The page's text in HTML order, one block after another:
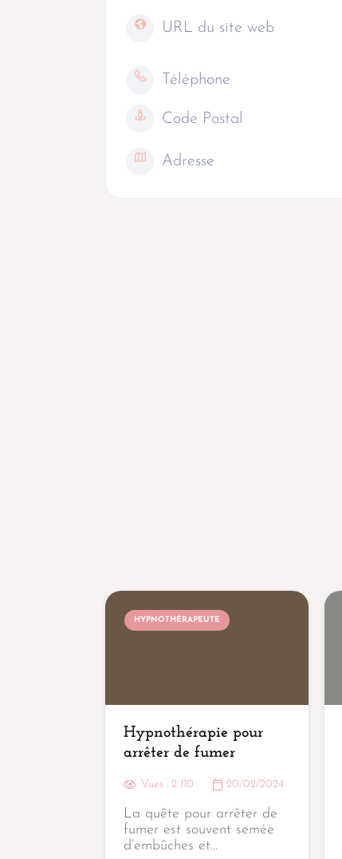
URL du site web
Téléphone
Code Postal
Adresse
HYPNOTHÉRAPEUTE
Hypnothérapie pour
arrêter de fumer
Vues : 2 110 20/02/2024
La quête pour arrêter de
fumer est souvent semée
d’embûches et…